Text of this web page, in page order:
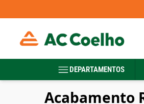
DEPARTAMENTOS
Acabamento